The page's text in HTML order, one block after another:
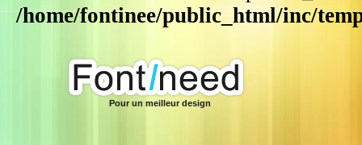
/home/fontinee/public_html/inc/
Pour un meilleur design